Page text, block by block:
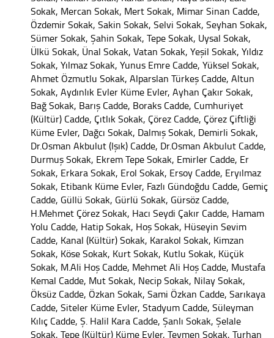
Sokak, Mercan Sokak, Mert Sokak, Mimar Sinan Cadde,
Özdemir Sokak, Sakin Sokak, Selvi Sokak, Seyhan Sokak,
Sümer Sokak, Şahin Sokak, Tepe Sokak, Uysal Sokak,
Ülkü Sokak, Ünal Sokak, Vatan Sokak, Yeşil Sokak, Yıldız
Sokak, Yılmaz Sokak, Yunus Emre Cadde, Yüksel Sokak,
Ahmet Özmutlu Sokak, Alparslan Türkeş Cadde, Altun
Sokak, Aydınlık Evler Küme Evler, Ayhan Çakır Sokak,
Bağ Sokak, Barış Cadde, Boraks Cadde, Cumhuriyet
(Kültür) Cadde, Çıtlık Sokak, Çörez Cadde, Çörez Çiftliği
Küme Evler, Dağcı Sokak, Dalmış Sokak, Demirli Sokak,
Dr.Osman Akbulut (Işık) Cadde, Dr.Osman Akbulut Cadde,
Durmuş Sokak, Ekrem Tepe Sokak, Emirler Cadde, Er
Sokak, Erkara Sokak, Erol Sokak, Ersoy Cadde, Eryılmaz
Sokak, Etibank Küme Evler, Fazlı Gündoğdu Cadde, Gemiç
Cadde, Güllü Sokak, Gürlü Sokak, Gürsöz Cadde,
H.Mehmet Çörez Sokak, Hacı Seydi Çakır Cadde, Hamam
Yolu Cadde, Hatip Sokak, Hoş Sokak, Hüseyin Sevim
Cadde, Kanal (Kültür) Sokak, Karakol Sokak, Kimzan
Sokak, Köse Sokak, Kurt Sokak, Kutlu Sokak, Küçük
Sokak, M.Ali Hoş Cadde, Mehmet Ali Hoş Cadde, Mustafa
Kemal Cadde, Mut Sokak, Necip Sokak, Nilay Sokak,
Öksüz Cadde, Özkan Sokak, Sami Özkan Cadde, Sarıkaya
Cadde, Siteler Küme Evler, Stadyum Cadde, Süleyman
Kılıç Cadde, Ş. Halil Kara Cadde, Şanlı Sokak, Şelale
Sokak, Tepe (Kültür) Küme Evler, Teymen Sokak, Turhan